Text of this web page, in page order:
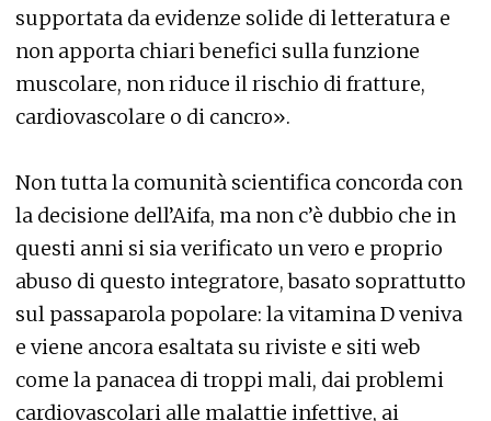
supportata da evidenze solide di letteratura e
non apporta chiari benefici sulla funzione
muscolare, non riduce il rischio di fratture,
cardiovascolare o di cancro».
Non tutta la comunità scientifica concorda con
la decisione dell’Aifa, ma non c’è dubbio che in
questi anni si sia verificato un vero e proprio
abuso di questo integratore, basato soprattutto
sul passaparola popolare: la vitamina D veniva
e viene ancora esaltata su riviste e siti web
come la panacea di troppi mali, dai problemi
cardiovascolari alle malattie infettive, ai